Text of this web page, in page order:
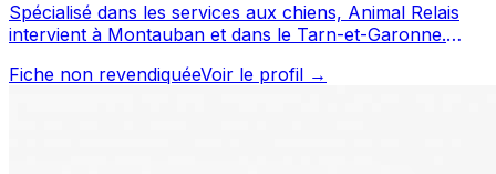
Spécialisé dans les services aux chiens, Animal Relais
intervient à Montauban et dans le Tarn-et-Garonne.
service attentionné pour votre compagnon. Prenez
Fiche non revendiquéeVoir le profil →